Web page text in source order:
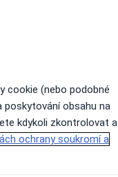
cookie (nebo podobné
obsahu na
kdykoli zkontrolovat a
ochrany soukromí a